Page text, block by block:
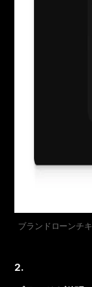
ブランドローンチ
2.